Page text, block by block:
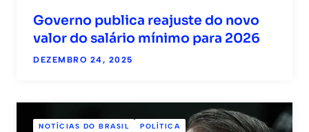
Governo publica reajuste do novo
valor do salário mínimo para 2026
DEZEMBRO 24, 2025
NOTÍCIAS DO BRASIL POLÍTICA